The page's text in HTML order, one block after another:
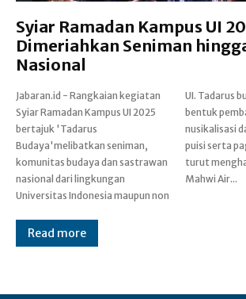
Syiar Ramadan Kampus UI
Dimeriahkan Seniman
Nasional
Jabaran.id - Rangkaian kegiatan
Syiar Ramadan Kampus UI 2025
bertajuk 'Tadarus
Budaya'melibatkan seniman,
komunitas budaya dan sastrawan
nasional dari lingkungan
Universitas Indonesia maupun non
UI. Tadarus budaya dikemas dalam
bentuk pembacaan puisi,
nusikalisasi dan teaterkalisasi
puisi serta pagelaran musik ini
turut menghadirkan penampilan
Mahwi Air...
Read more